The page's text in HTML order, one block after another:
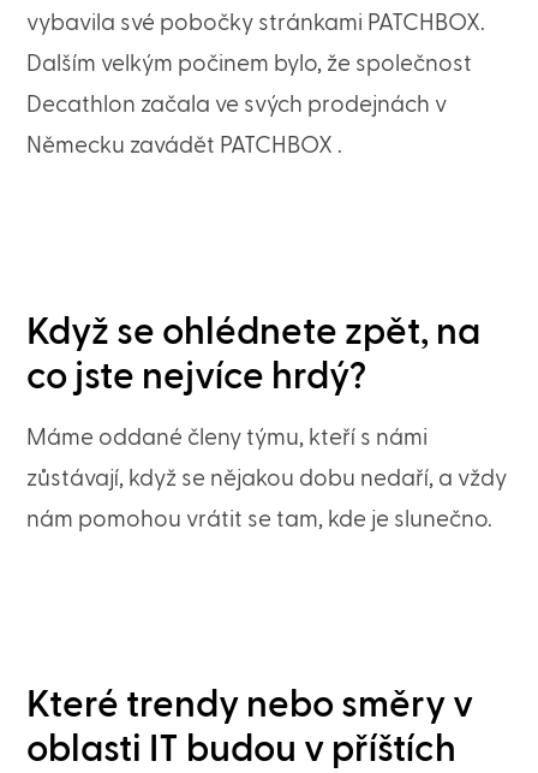
vybavila své pobočky stránkami PATCHBOX.
Dalším velkým počinem bylo, že společnost
Decathlon začala ve svých prodejnách v
Německu zavádět PATCHBOX .
Když se ohlédnete zpět, na
co jste nejvíce hrdý?
Máme oddané členy týmu, kteří s námi
zůstávají, když se nějakou dobu nedaří, a vždy
nám pomohou vrátit se tam, kde je slunečno.
Které trendy nebo směry v
oblasti IT budou v příštích